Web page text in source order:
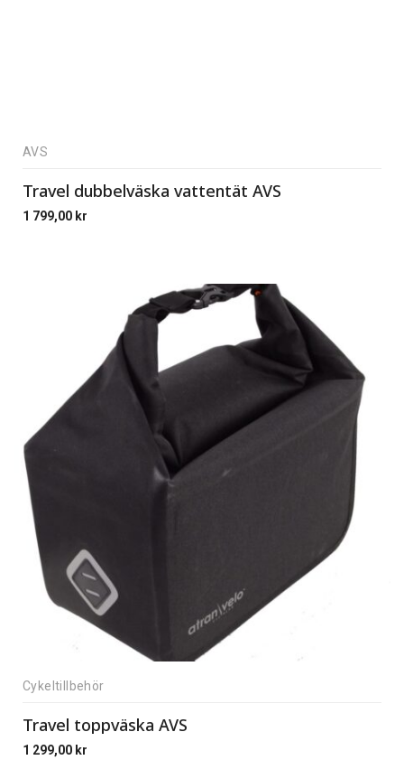
AVS
Travel dubbelväska vattentät AVS
1 799,00 kr
Cykeltillbehör
Travel toppväska AVS
1 299,00 kr